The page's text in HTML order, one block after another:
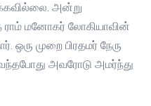
அன்று
ராம் மனோகர் லோகியாவின்
ஒரு முறை பிரதமர் நேரு
அவரோடு அமர்ந்து